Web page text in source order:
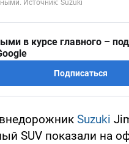
в курсе главного –
Подписаться
Suzuki
SUV показали на